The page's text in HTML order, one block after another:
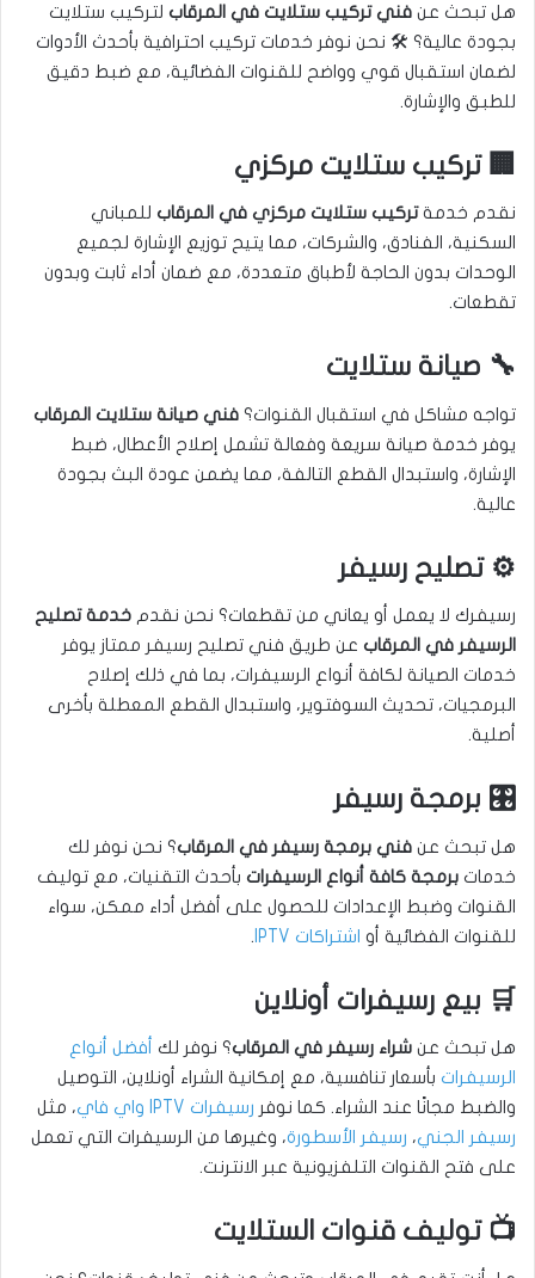
هل تبحث عن فني تركيب ستلايت في المرقاب لتركيب ستلايت
بجودة عالية؟ 🛠️ نحن نوفر خدمات تركيب احترافية بأحدث الأدوات
لضمان استقبال قوي وواضح للقنوات الفضائية، مع ضبط دقيق
للطبق والإشارة.
🏢 تركيب ستلايت مركزي
نقدم خدمةتركيب ستلايت مركزي في المرقاب للمباني
السكنية، الفنادق، والشركات، مما يتيح توزيع الإشارة لجميع
الوحدات بدون الحاجة لأطباق متعددة، مع ضمان أداء ثابت وبدون
تقطعات.
🔧 صيانة ستلايت
تواجه مشاكل في استقبال القنوات؟ فني صيانة ستلايت المرقاب
يوفر خدمة صيانة سريعة وفعالة تشمل إصلاح الأعطال، ضبط
الإشارة، واستبدال القطع التالفة، مما يضمن عودة البث بجودة
عالية.
⚙️ تصليح رسيفر
رسيفرك لا يعمل أو يعاني من تقطعات؟ نحن نقدم خدمة تصليح
الرسيفر في المرقاب عن طريق فني تصليح رسيفر ممتاز يوفر
خدمات الصيانة لكافة أنواع الرسيفرات، بما في ذلك إصلاح
البرمجيات، تحديث السوفتوير، واستبدال القطع المعطلة بأخرى
أصلية.
🎛️ برمجة رسيفر
هل تبحث عن فني برمجة رسيفر في المرقاب؟ نحن نوفر لك
خدمات برمجة كافة أنواع الرسيفرات بأحدث التقنيات، مع توليف
القنوات وضبط الإعدادات للحصول على أفضل أداء ممكن، سواء
للقنوات الفضائية أو اشتراكات IPTV .
🛒 بيع رسيفرات أونلاين
هل تبحث عن شراء رسيفر في المرقاب؟ نوفر لك
أفضل أنواع
الرسيفرات بأسعار تنافسية، مع إمكانية الشراء أونلاين، التوصيل
والضبط مجانًا عند الشراء. كما نوفر رسيفرات IPTV واي فاي
، مثل
رسيفر الجني، رسيفر الأسطورة، وغيرها من الرسيفرات التي تعمل
على فتح القنوات التلفزيونية عبر الانترنت.
📺 توليف قنوات الستلايت